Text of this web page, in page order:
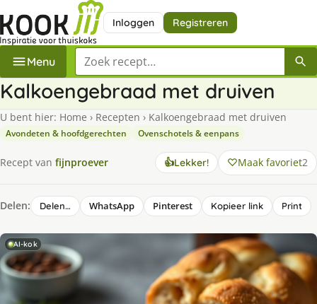
Inloggen Registreren
Menu Zoek een recept
Kalkoengebraad met druiven
U bent hier: Home › Recepten › Kalkoengebraad met druiven
Avondeten & hoofdgerechten Ovenschotels & eenpans
Recept van fijnproever 👍Lekker! Maak favoriet2
Delen: Delen… WhatsApp Pinterest Kopieer link Print
AI-kok